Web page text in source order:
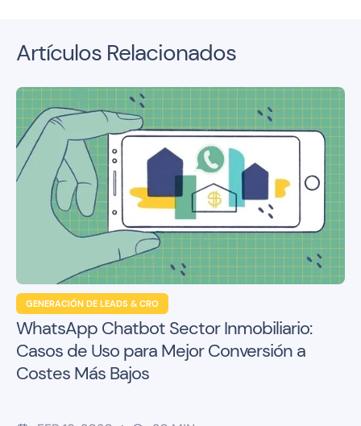
Artículos Relacionados
GENERACIÓN DE LEADS & CRO
WhatsApp Chatbot Sector Inmobiliario:
Casos de Uso para Mejor Conversión a
Costes Más Bajos